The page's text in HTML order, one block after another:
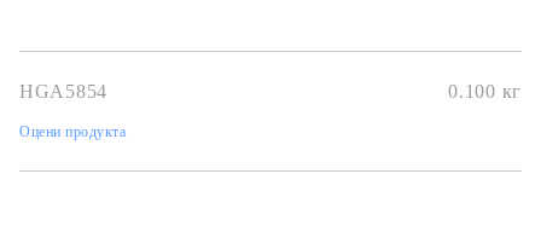
HGA5854 0.100 кг
Оцени продукта